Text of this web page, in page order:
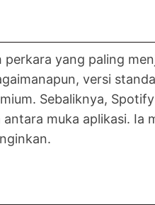
perkara yang paling
versi
Sebaliknya,
antara muka aplikasi. Ia